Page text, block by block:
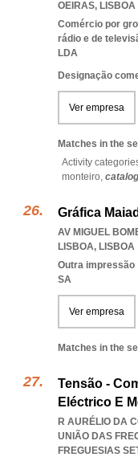
OEIRAS, LISBOA
Comércio por
rádio e de
LDA
Designação
Ver empresa
Matches in the
Activity
monteiro,
Gráfica
AV MIGUEL
LISBOA, LISBOA
Outra impressão
SA
Ver empresa
Matches in the
Tensão -
Eléctrico E
R AURÉLIO DA
UNIÃO DAS
FREGUESIAS